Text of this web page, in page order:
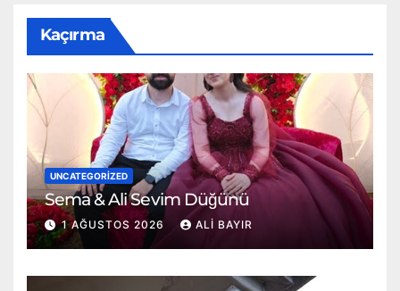
Kaçırma
UNCATEGORIZED
Sema & Ali Sevim Düğünü
1 AĞUSTOS 2026 ALI BAYIR